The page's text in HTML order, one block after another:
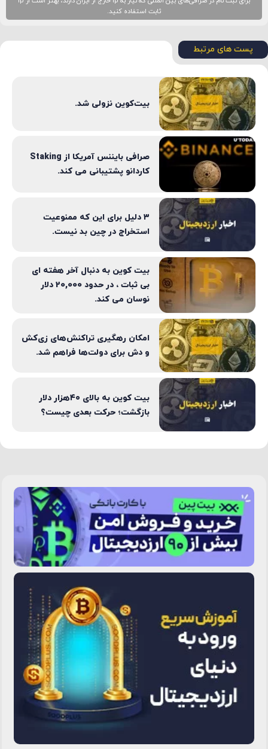
ثابت استفاده کنید.
پست های مرتبط
بیت‌کوین نزولی شد.
صرافی بایننس آمریکا از Staking
کاردانو پشتیبانی می کند.
۳ دلیل برای این که ممنوعیت
استخراج در چین بد نیست.
بیت کوین به دنبال آخر هفته ای
بی ثبات ، در حدود 20,000 دلار
نوسان می کند.
امکان رهگیری تراکنش‌های زی‌کش
و دش برای دولت‌ها فراهم شد.
بیت کوین به بالای ۴۰هزار دلار
بازگشت؛ حرکت بعدی چیست؟